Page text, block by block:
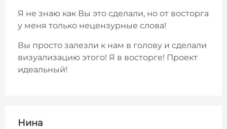
Я не знаю как Вы это сделали, но от восторга
у меня только нецензурные слова!
Вы просто залезли к нам в голову и сделали
визуализацию этого! Я в восторге! Проект
идеальный!
Нина